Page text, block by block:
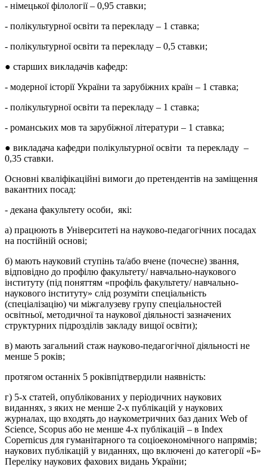
- німецької філології – 0,95 ставки;
- полікультурної освіти та перекладу – 1 ставка;
- полікультурної освіти та перекладу – 0,5 ставки;
● старших викладачів кафедр:
- модерної історії України та зарубіжних країн – 1 ставка;
- полікультурної освіти та перекладу – 1 ставка;
- романських мов та зарубіжної літератури – 1 ставка;
● викладача кафедри полікультурної освіти та перекладу –
0,35 ставки.
Основні кваліфікаційні вимоги до претендентів на заміщення
вакантних посад:
- декана факультету особи, які:
а) працюють в Університеті на науково-педагогічних посадах
на постійній основі;
б) мають науковий ступінь та/або вчене (почесне) звання,
відповідно до профілю факультету/ навчально-наукового
інституту (під поняттям «профіль факультету/ навчально-
наукового інституту» слід розуміти спеціальність
(спеціалізацію) чи міжгалузеву групу спеціальностей
освітньої, методичної та наукової діяльності зазначених
структурних підрозділів закладу вищої освіти);
в) мають загальний стаж науково-педагогічної діяльності не
менше 5 років;
протягом останніх 5 роківпідтвердили наявність:
г) 5-х статей, опублікованих у періодичних наукових
виданнях, з яких не менше 2-х публікацій у наукових
журналах, що входять до наукометричних баз даних Web of
Science, Scopus або не менше 4-х публікацій – в Index
Сореrnicus для гуманітарного та соціоекономічного напрямів;
наукових публікацій у виданнях, що включені до категорії «Б»
Переліку наукових фахових видань України;